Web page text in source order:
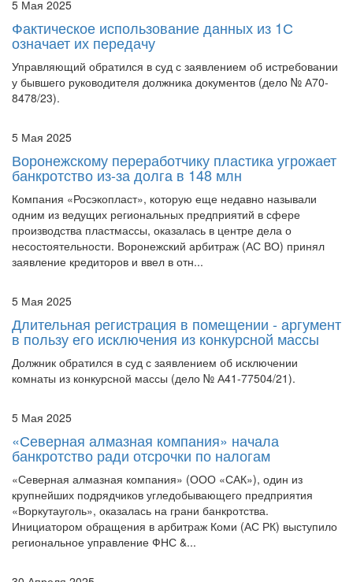
Фактическое использование данных из 1С
означает их передачу
Управляющий обратился в суд с заявлением об истребовании
у бывшего руководителя должника документов (дело № А70-
8478/23).
Воронежскому переработчику пластика угрожает
банкротство из-за долга в 148 млн
Компания «Росэкопласт», которую еще недавно называли
одним из ведущих региональных предприятий в сфере
производства пластмассы, оказалась в центре дела о
несостоятельности. Воронежский арбитраж (АС ВО) принял
заявление кредиторов и ввел в отн...
Длительная регистрация в помещении - аргумент
в пользу его исключения из конкурсной массы
Должник обратился в суд с заявлением об исключении
комнаты из конкурсной массы (дело № А41-77504/21).
«Северная алмазная компания» начала
банкротство ради отсрочки по налогам
«Северная алмазная компания» (ООО «САК»), один из
крупнейших подрядчиков угледобывающего предприятия
«Воркутауголь», оказалась на грани банкротства.
Инициатором обращения в арбитраж Коми (АС РК) выступило
региональное управление ФНС &...